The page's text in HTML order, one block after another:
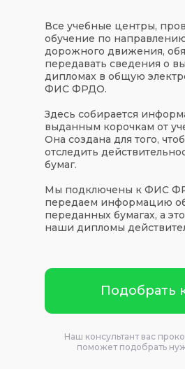
Все учебные центры,
обучение по
дорожного движения,
передавать сведения о
дипломах в общую
ФИС ФРДО.
Здесь собирается
выданным корочкам от
Она создана для того,
отследить
бумаг.
Мы подключены к ФИС
передаем информацию
переданных бумагах, а
наши дипломы
Наш консультант вас
поможет подобрать
Подобрать